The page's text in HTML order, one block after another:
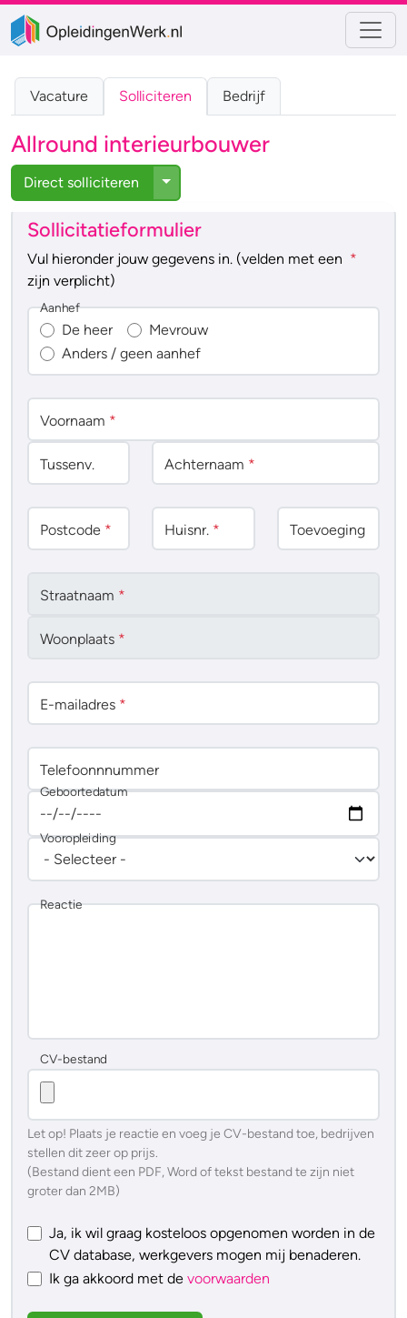
Vacature Solliciteren Bedrijf
Allround interieurbouwer
Direct solliciteren Toggle Dropdown
Sollicitatieformulier
Vul hieronder jouw gegevens in. (velden met een *
zijn verplicht)
De heer
Mevrouw
Anders / geen aanhef
Aanhef
Voornaam *
Tussenv. Achternaam *
Postcode * Huisnr. * Toevoeging
Straatnaam *
Woonplaats *
E-mailadres *
Telefoonnnummer
Geboortedatum
Vooropleiding
Reactie
CV-bestand
Let op! Plaats je reactie en voeg je CV-bestand toe, bedrijven
stellen dit zeer op prijs.
(Bestand dient een PDF, Word of tekst bestand te zijn niet
groter dan 2MB)
Ja, ik wil graag kosteloos opgenomen worden in de
CV database, werkgevers mogen mij benaderen.
Ik ga akkoord met de voorwaarden